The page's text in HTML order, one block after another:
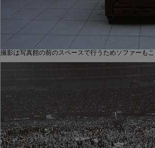
撮影は写真館の前のスペースで行うためソファーも